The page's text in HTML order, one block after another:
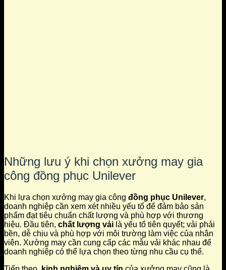
Những lưu ý khi chọn xưởng may gia
công đồng phục Unilever
Khi lựa chọn xưởng may gia công đồng phục Unilever,
doanh nghiệp cần xem xét nhiều yếu tố để đảm bảo sản
phẩm đạt tiêu chuẩn chất lượng và phù hợp với thương
hiệu. Đầu tiên, chất lượng vải là yếu tố tiên quyết; vải phải
bền, dễ chịu và phù hợp với môi trường làm việc của nhân
viên. Xưởng may cần cung cấp các mẫu vải khác nhau để
doanh nghiệp có thể lựa chọn theo từng nhu cầu cụ thể.